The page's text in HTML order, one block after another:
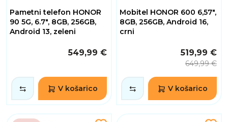
Pametni telefon HONOR
90 5G, 6.7", 8GB, 256GB,
Android 13, zeleni
549,99 €
V košarico
Mobitel HONOR 600 6,57",
8GB, 256GB, Android 16,
crni
519,99 €
649,99 €
V košarico